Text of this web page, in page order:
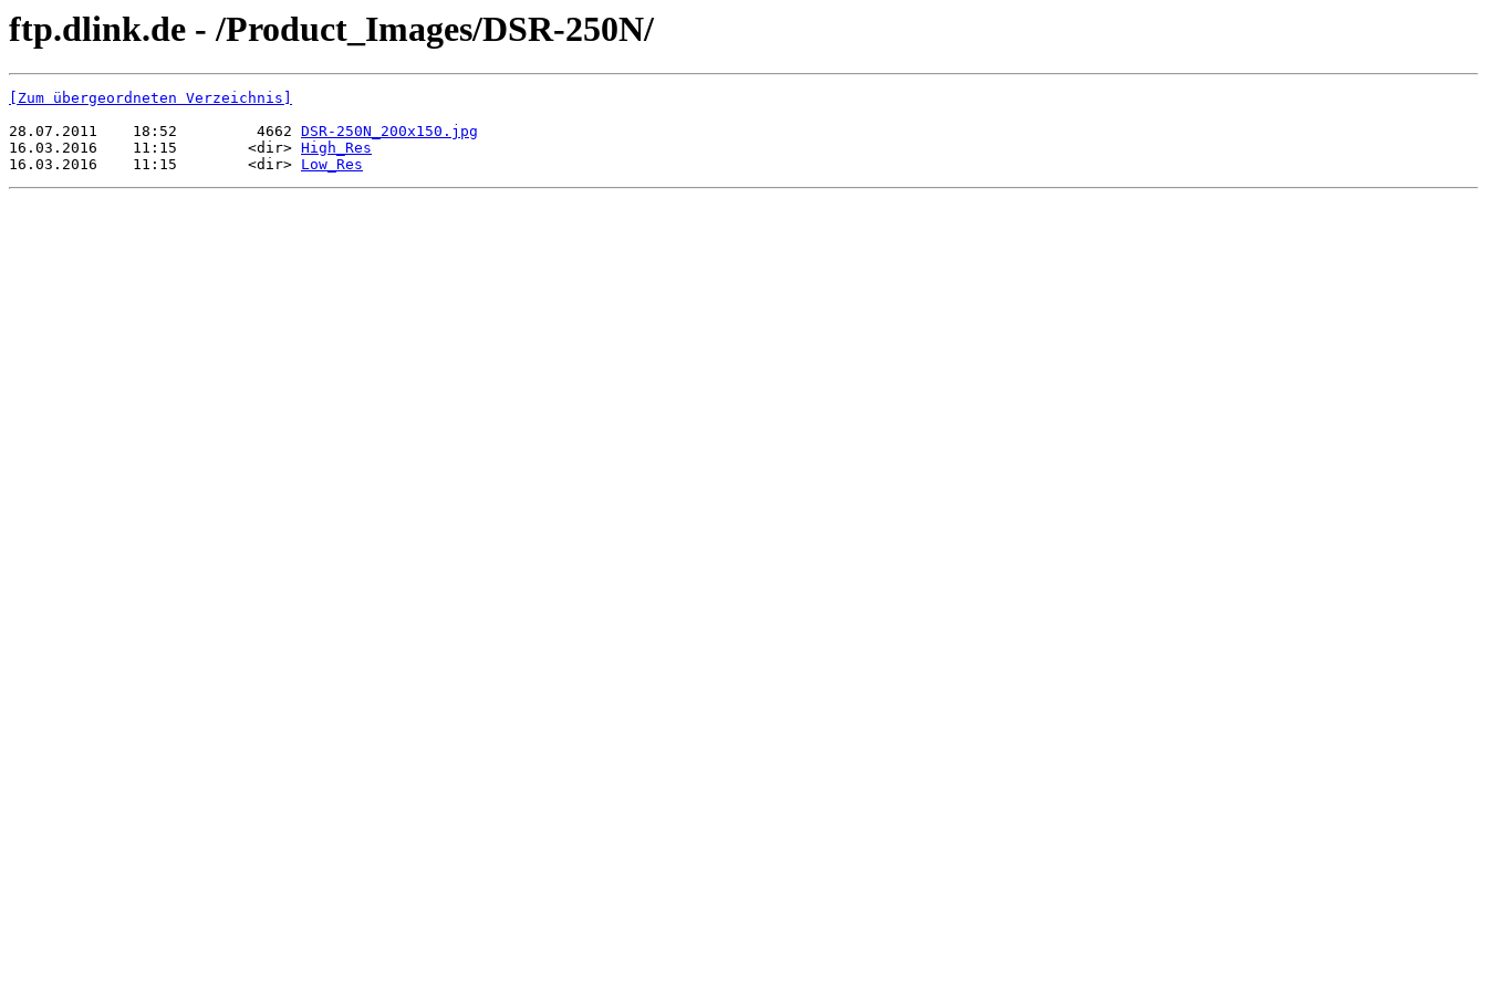
ftp.dlink.de - /Product_Images/DSR-250N/
[Zum übergeordneten Verzeichnis]
28.07.2011    18:52         4662 DSR-250N_200x150.jpg
16.03.2016    11:15        <dir> High_Res
16.03.2016    11:15        <dir> Low_Res